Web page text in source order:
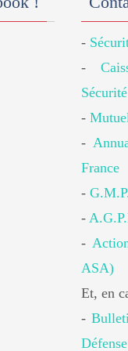
-
-
-
-
France
-
-
-
ASA)
Et, en
-